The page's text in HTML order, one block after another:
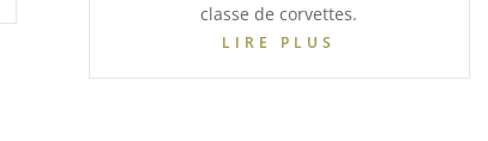
classe de corvettes.
LIRE PLUS